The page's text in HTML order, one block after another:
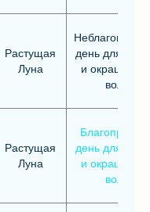
Растущая
Луна
день для
и
волос
Растущая
Луна
день для
и
волос